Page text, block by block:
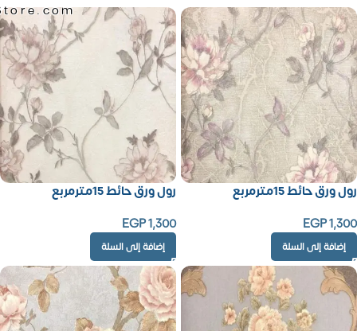
رول ورق حائط 15مترمربع
EGP1,300
إضافة إلى السلة
رول ورق حائط 15مترمربع
EGP1,300
إضافة إلى السلة